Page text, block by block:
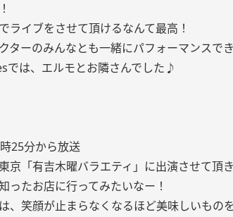
ライブをさせて頂けるなんて最高！
ターのみんなとも一緒にパフォーマンスで
では、エルモとお隣さんでした♪
25分から放送
京「有吉木曜バラエティ」に出演させて頂き
ったお店に行ってみたいなー！
、笑顔が止まらなくなるほど美味しいもの